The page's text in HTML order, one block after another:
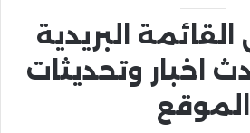
البريدية
اخبار وتحديثات
الموقع